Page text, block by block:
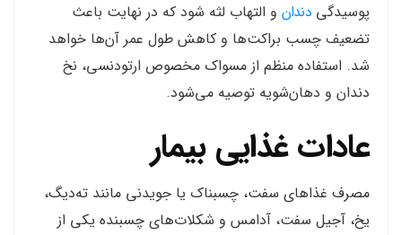
پوسیدگی دندان و التهاب لثه شود که در نهایت باعث
تضعیف چسب براکت‌ها و کاهش طول عمر آن‌ها خواهد
شد. استفاده منظم از مسواک مخصوص ارتودنسی، نخ
دندان و دهان‌شویه توصیه می‌شود.
عادات غذایی بیمار
مصرف غذاهای سفت، چسبناک یا جویدنی مانند ته‌دیگ،
یخ، آجیل سفت، آدامس و شکلات‌های چسبنده یکی از